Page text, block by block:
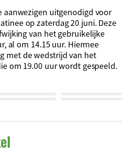
aanwezigen uitgenodigd voor
op zaterdag 20 juni. Deze
van het gebruikelijke
al om 14.15 uur. Hiermee
met de wedstrijd van het
om 19.00 uur wordt gespeeld.